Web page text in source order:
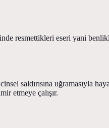
resmettikleri eseri yani
saldırısına uğramasıyla
etmeye çalışır.